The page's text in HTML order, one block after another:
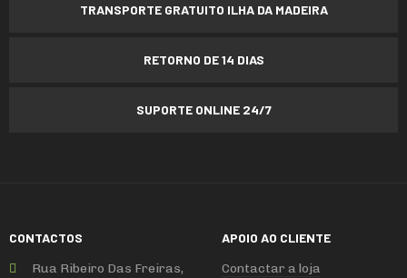
TRANSPORTE GRATUITO ILHA DA MADEIRA
RETORNO DE 14 DIAS
SUPORTE ONLINE 24/7
CONTACTOS
Rua Ribeiro Das Freiras,
APOIO AO CLIENTE
Contactar a loja